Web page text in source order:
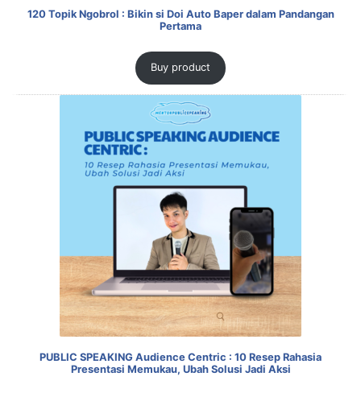
120 Topik Ngobrol : Bikin si Doi Auto Baper dalam Pandangan
Pertama
Buy product
PUBLIC SPEAKING Audience Centric : 10 Resep Rahasia
Presentasi Memukau, Ubah Solusi Jadi Aksi